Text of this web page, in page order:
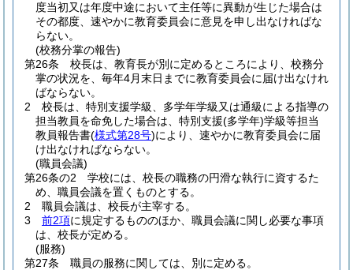
度当初又は年度中途において主任等に異動が生じた場合は
その都度、速やかに教育委員会に意見を申し出なければな
らない。
(校務分掌の報告)
第26条
校長は、教育長が別に定めるところにより、校務分
掌の状況を、毎年4月末日までに教育委員会に届け出なけれ
ばならない。
2
校長は、特別支援学級、多学年学級又は通級による指導の
担当教員を命免した場合は、特別支援(多学年)学級等担当
教員報告書(様式第28号)により、速やかに教育委員会に届
け出なければならない。
(職員会議)
第26条の2
学校には、校長の職務の円滑な執行に資するた
め、職員会議を置くものとする。
2
職員会議は、校長が主宰する。
3
前2項に規定するもののほか、職員会議に関し必要な事項
は、校長が定める。
(服務)
第27条
職員の服務に関しては、別に定める。